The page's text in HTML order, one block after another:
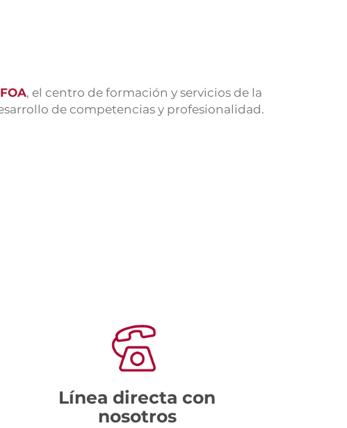
, el centro de formación y servicios de la
de competencias y profesionalidad.
Línea directa con
nosotros